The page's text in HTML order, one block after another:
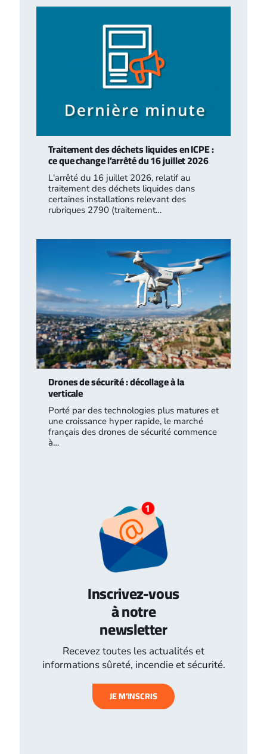
Traitement des déchets liquides en ICPE :
ce que change l’arrêté du 16 juillet 2026
L'arrêté du 16 juillet 2026, relatif au
traitement des déchets liquides dans
certaines installations relevant des
rubriques 2790 (traitement…
Drones de sécurité : décollage à la
verticale
Porté par des technologies plus matures et
une croissance hyper rapide, le marché
français des drones de sécurité commence
à…
Inscrivez-vous
à notre
newsletter
Recevez toutes les actualités et
informations sûreté, incendie et sécurité.
JE M’INSCRIS